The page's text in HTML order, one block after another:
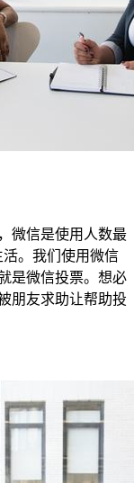
微信是使用人数最
。我们使用微信
是微信投票。想必
朋友求助让帮助投